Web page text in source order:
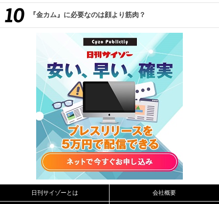
『金カム』に必要なのは顔より筋肉？
日刊サイゾーとは 会社概要